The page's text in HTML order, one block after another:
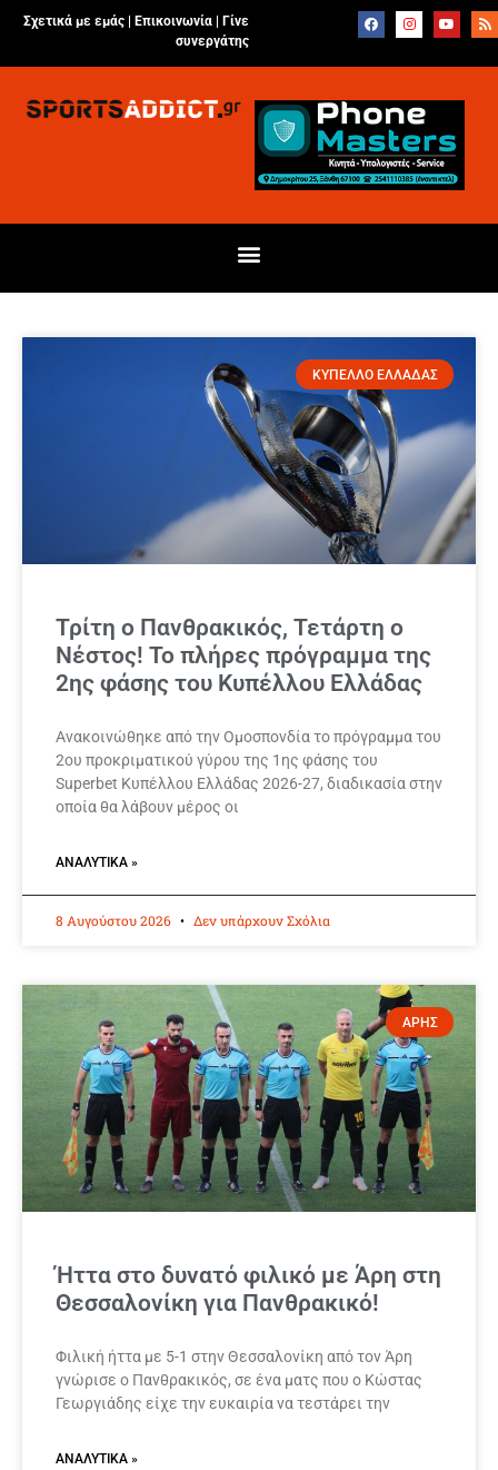
Σχετικά με εμάς | Επικοινωνία
Γίνε
συνεργάτης
ΚΥΠΕΛΛΟ ΕΛΛΑΔΑΣ
Τρίτη ο Πανθρακικός, Τετάρτη ο
Νέστος! Το πλήρες πρόγραμμα της
2ης φάσης του Κυπέλλου Ελλάδας
Ανακοινώθηκε από την Ομοσπονδία το πρόγραμμα του
2ου προκριματικού γύρου της 1ης φάσης του
Superbet Κυπέλλου Ελλάδας 2026-27, διαδικασία στην
οποία θα λάβουν μέρος οι
ΑΝΑΛΥΤΙΚΆ »
8 Αυγούστου 2026 Δεν υπάρχουν Σχόλια
ΑΡΗΣ
Ήττα στο δυνατό φιλικό με Άρη στη
Θεσσαλονίκη για Πανθρακικό!
Φιλική ήττα με 5-1 στην Θεσσαλονίκη από τον Άρη
γνώρισε ο Πανθρακικός, σε ένα ματς που ο Κώστας
Γεωργιάδης είχε την ευκαιρία να τεστάρει την
ΑΝΑΛΥΤΙΚΆ »